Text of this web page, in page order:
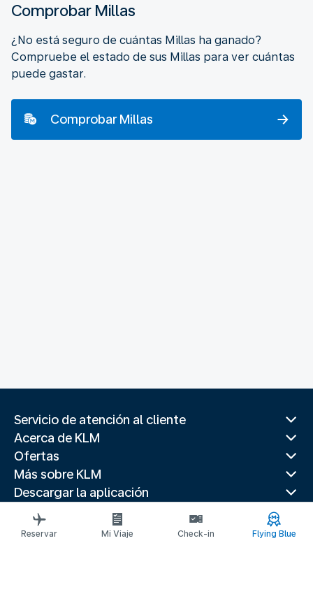
Comprobar Millas
¿No está seguro de cuántas Millas ha ganado?
Compruebe el estado de sus Millas para ver cuántas
puede gastar.
Comprobar Millas
Servicio de atención al cliente
Acerca de KLM
Ofertas
Más sobre KLM
Descargar la aplicación
Páginas web relacionadas
Paises populares
Reservar Mi Viaje Check-in Flying Blue